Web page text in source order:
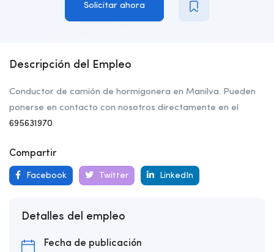
Solicitar ahora
Descripción del Empleo
Conductor de camión de hormigonera en Manilva. Pueden
ponerse en contacto con nosotros directamente en el
695631970.
Compartir
Facebook Twitter LinkedIn
Detalles del empleo
Fecha de publicación